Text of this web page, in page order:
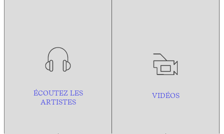
ÉCOUTEZ LES
ARTISTES
VIDÉOS